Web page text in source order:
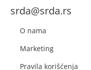
srda@srda.rs
O nama
Marketing
Pravila korišćenja